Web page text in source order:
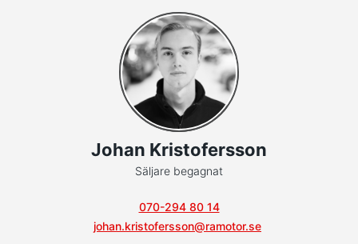
Johan Kristofersson
Säljare begagnat
070-294 80 14
johan.kristofersson@ramotor.se